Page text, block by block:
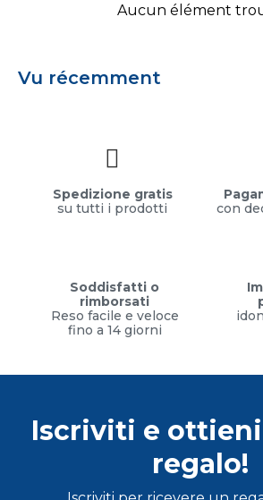
Aucun élément
Vu récemment
Spedizione gratis
su tutti i prodotti
con
Soddisfatti o
rimborsati
Reso facile e veloce
fino a 14 giorni
Iscriviti e
regalo!